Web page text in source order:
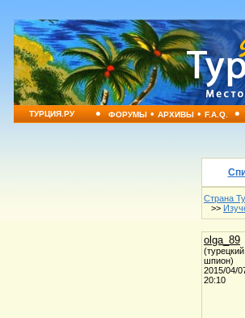
ТУРЦИЯ.РУ • ФОРУМЫ•АРХИВЫ•F.A.Q. •
Страна
>>
olga_89
(турецкий
шпион)
2015/04/
20:10